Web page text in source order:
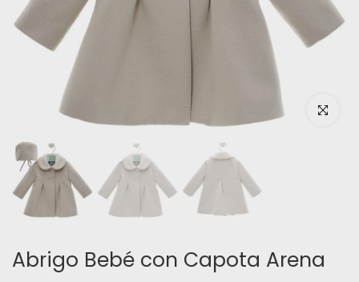
Haz clic
Abrigo Bebé con Capota Arena